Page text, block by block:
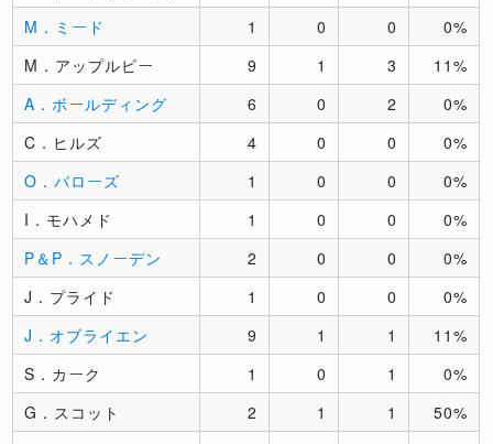
M．ミード
1 0 0
0%
M．アップルビー
9 1 3
11%
A．ボールディング
6 0 2
0%
C．ヒルズ
4 0 0
0%
O．バローズ
1 0 0
0%
I．モハメド
1 0 0
0%
P＆P．スノーデン
2 0 0
0%
J．プライド
1 0 0
0%
J．オブライエン
9 1 1
11%
S．カーク
1 0 1
0%
G．スコット
2 1 1
50%